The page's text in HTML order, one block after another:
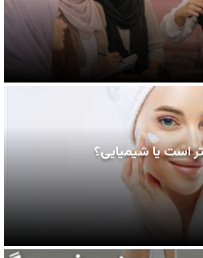
است یا شیمیایی؟